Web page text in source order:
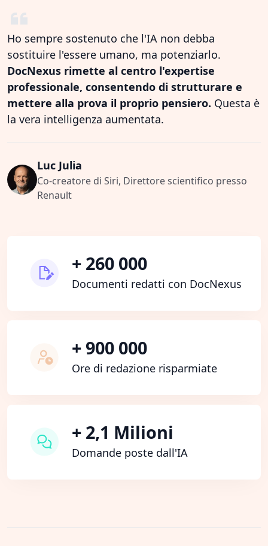
Ho sempre sostenuto che l'IA non debba
sostituire l'essere umano, ma potenziarlo.
DocNexus rimette al centro l'expertise
professionale, consentendo di strutturare e
mettere alla prova il proprio pensiero. Questa è
la vera intelligenza aumentata.
Luc Julia
Co-creatore di Siri, Direttore scientifico presso
Renault
+ 260 000
Documenti redatti con DocNexus
+ 900 000
Ore di redazione risparmiate
+ 2,1 Milioni
Domande poste dall'IA